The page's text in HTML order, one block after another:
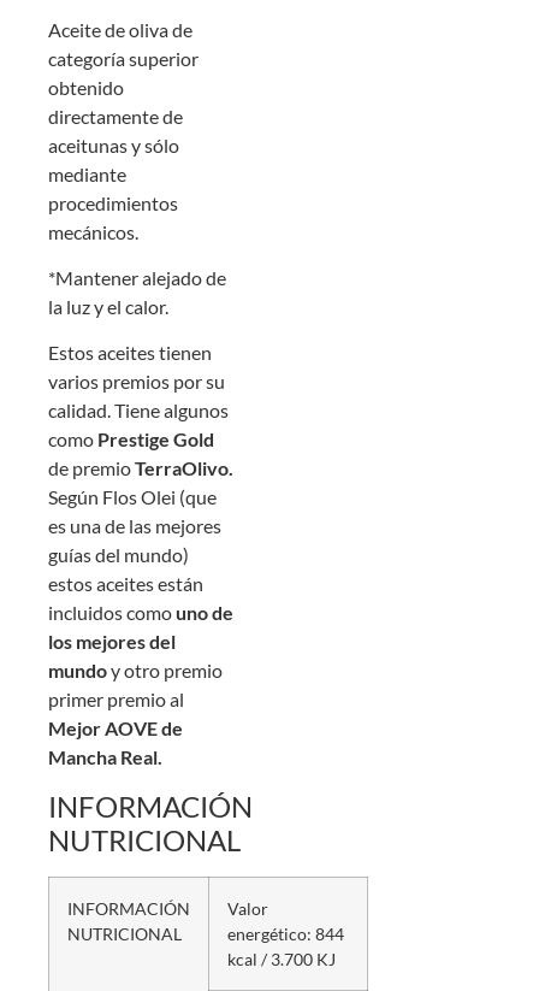
Aceite de oliva de
categoría superior
obtenido
directamente de
aceitunas y sólo
mediante
procedimientos
mecánicos.
*Mantener alejado de
la luz y el calor.
Estos aceites tienen
varios premios por su
calidad. Tiene algunos
como Prestige Gold
de premioTerraOlivo.
Según Flos Olei (que
es una de las mejores
guías del mundo)
estos aceites están
incluidos como uno de
los mejores del
mundoy otro premio
primer premio al
Mejor AOVE de
Mancha Real.
INFORMACIÓN
NUTRICIONAL
INFORMACIÓN
NUTRICIONAL
Valor
energético: 844
kcal / 3.700 KJ